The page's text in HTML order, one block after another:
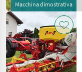
Macchina dimostrativa